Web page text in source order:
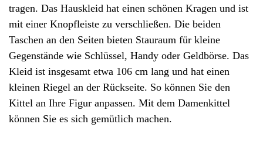
tragen. Das Hauskleid hat einen schönen Kragen und ist
mit einer Knopfleiste zu verschließen. Die beiden
Taschen an den Seiten bieten Stauraum für kleine
Gegenstände wie Schlüssel, Handy oder Geldbörse. Das
Kleid ist insgesamt etwa 106 cm lang und hat einen
kleinen Riegel an der Rückseite. So können Sie den
Kittel an Ihre Figur anpassen. Mit dem Damenkittel
können Sie es sich gemütlich machen.